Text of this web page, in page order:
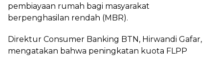
pembiayaan rumah bagi masyarakat
berpenghasilan rendah (MBR).
Direktur Consumer Banking BTN, Hirwandi Gafar,
mengatakan bahwa peningkatan kuota FLPP